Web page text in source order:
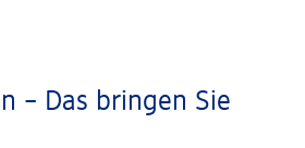
– Das bringen Sie